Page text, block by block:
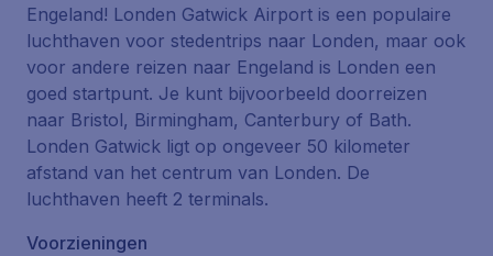
Engeland! Londen Gatwick Airport is een populaire
luchthaven voor stedentrips naar Londen, maar ook
voor andere reizen naar Engeland is Londen een
goed startpunt. Je kunt bijvoorbeeld doorreizen
naar Bristol, Birmingham, Canterbury of Bath.
Londen Gatwick ligt op ongeveer 50 kilometer
afstand van het centrum van Londen. De
luchthaven heeft 2 terminals.
Voorzieningen